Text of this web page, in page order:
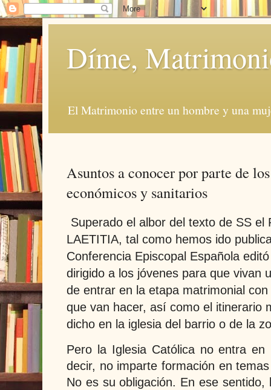
Díme,
El Matrimonio entre un hombre y una
Asuntos a conocer por parte de
económicos y sanitarios
Superado el albor del texto de SS el
LAETITIA, tal como hemos ido
Conferencia Episcopal Española
dirigido a los jóvenes para que vivan
de entrar en la etapa matrimonial
que van hacer, así como el itinerario
dicho en la iglesia del barrio o de la
Pero la Iglesia Católica no entra
decir, no imparte formación en
No es su obligación. En ese